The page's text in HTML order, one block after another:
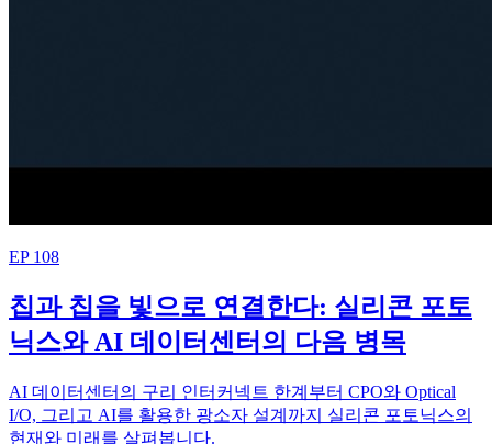
EP 108
칩과 칩을 빛으로 연결한다: 실리콘 포토
닉스와 AI 데이터센터의 다음 병목
AI 데이터센터의 구리 인터커넥트 한계부터 CPO와 Optical
I/O, 그리고 AI를 활용한 광소자 설계까지 실리콘 포토닉스의
현재와 미래를 살펴봅니다.